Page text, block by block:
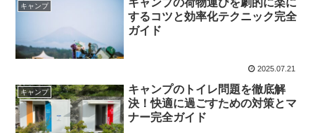
キャンプ
キャンプの荷物運びを劇的に楽に
するコツと効率化テクニック完全
ガイド
2025.07.21
キャンプ
キャンプのトイレ問題を徹底解
決！快適に過ごすための対策とマ
ナー完全ガイド